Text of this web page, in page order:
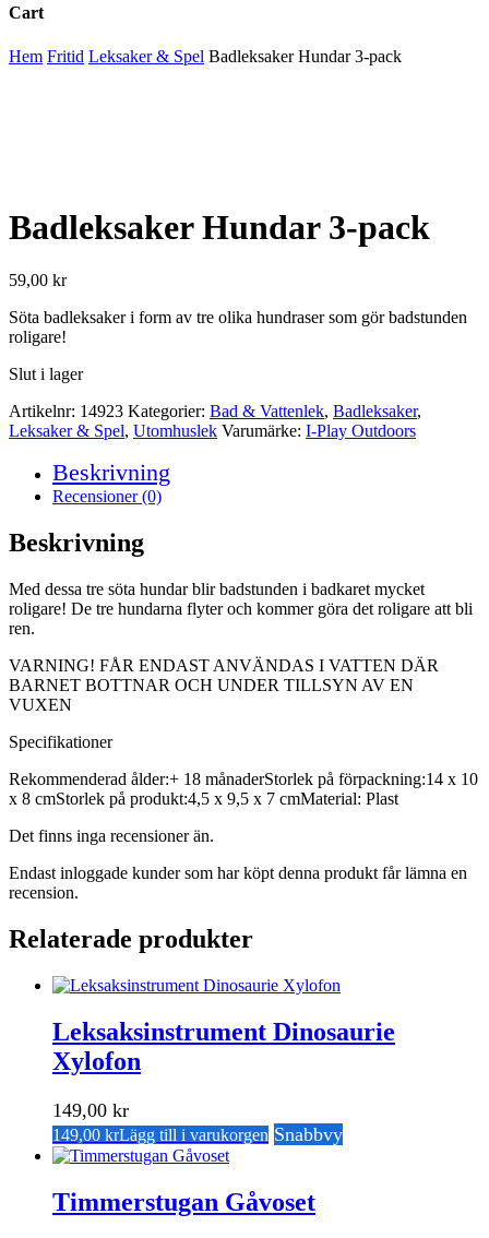
Cart
Close
Hem Fritid Leksaker & Spel Badleksaker Hundar 3-pack
Badleksaker Hundar 3-pack
59,00 kr
Söta badleksaker i form av tre olika hundraser som gör badstunden
roligare!
Slut i lager
Artikelnr: 14923 Kategorier: Bad & Vattenlek, Badleksaker,
Leksaker & Spel, Utomhuslek Varumärke: I-Play Outdoors
Beskrivning
Recensioner (0)
Beskrivning
Med dessa tre söta hundar blir badstunden i badkaret mycket
roligare! De tre hundarna flyter och kommer göra det roligare att bli
ren.
VARNING! FÅR ENDAST ANVÄNDAS I VATTEN DÄR
BARNET BOTTNAR OCH UNDER TILLSYN AV EN
VUXEN
Specifikationer
Rekommenderad ålder:+ 18 månaderStorlek på förpackning:14 x 10
x 8 cmStorlek på produkt:4,5 x 9,5 x 7 cmMaterial: Plast
Det finns inga recensioner än.
Endast inloggade kunder som har köpt denna produkt får lämna en
recension.
Relaterade produkter
Leksaksinstrument Dinosaurie
Xylofon
149,00 kr
149,00 krLägg till i varukorgen Snabbvy
Timmerstugan Gåvoset